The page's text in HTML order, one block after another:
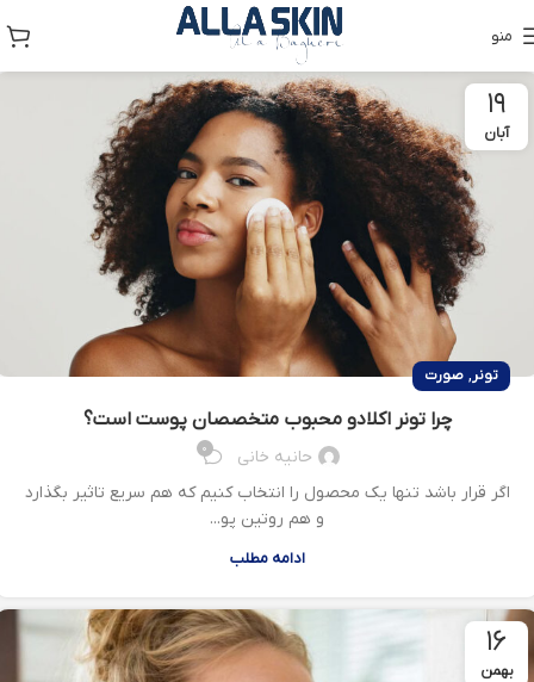
منو
۱۹
آبان
تونر, صورت
چرا تونر اکلادو محبوب متخصصان پوست است؟
حانیه خانی ۰
اگر قرار باشد تنها یک محصول را انتخاب کنیم که هم سریع تاثیر بگذارد
و هم روتین پو...
ادامه مطلب
۱۶
بهمن